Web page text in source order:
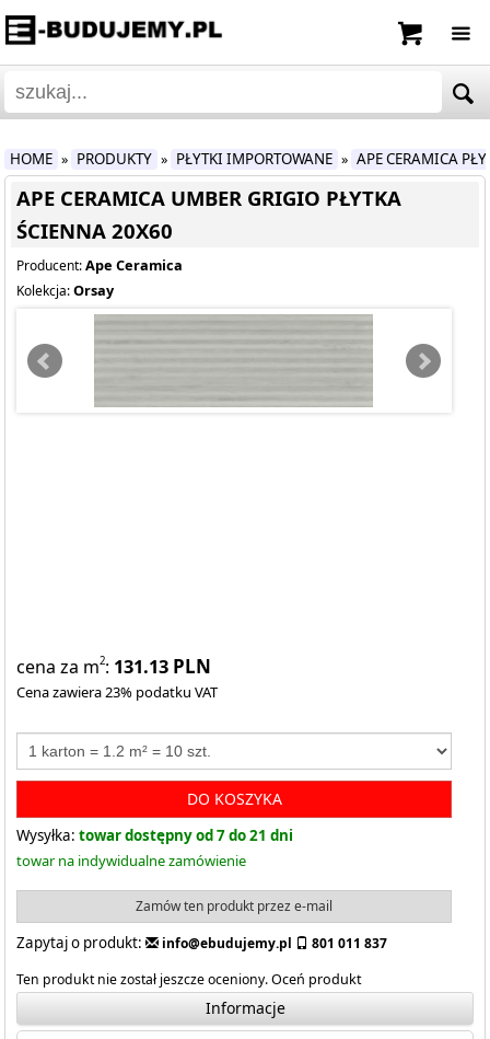
HOME » PRODUKTY » PŁYTKI IMPORTOWANE » APE CERAMICA
APE CERAMICA UMBER GRIGIO PŁYTKA
ŚCIENNA 20X60
Producent:Ape Ceramica
Kolekcja:Orsay
cena za m2: 131.13 PLN
Cena zawiera 23% podatku VAT
DO KOSZYKA
Wysyłka: towar dostępny od 7 do 21 dni
towar na indywidualne zamówienie
Zamów ten produkt przez e-mail
Zapytaj o produkt: info@ebudujemy.pl
801 011 837
Ten produkt nie został jeszcze oceniony.Oceń produkt
Informacje